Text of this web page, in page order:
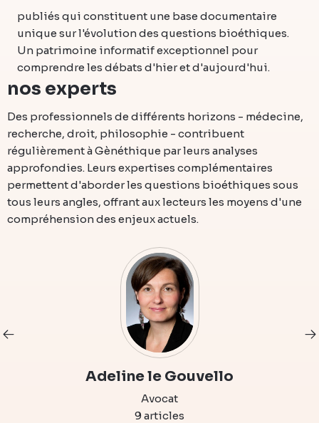
publiés qui constituent une base documentaire
unique sur l'évolution des questions bioéthiques.
Un patrimoine informatif exceptionnel pour
comprendre les débats d'hier et d'aujourd'hui.
nos experts
Des professionnels de différents horizons - médecine,
recherche, droit, philosophie - contribuent
régulièrement à Gènéthique par leurs analyses
approfondies. Leurs expertises complémentaires
permettent d'aborder les questions bioéthiques sous
tous leurs angles, offrant aux lecteurs les moyens d'une
compréhension des enjeux actuels.
Adeline le Gouvello
Avocat
9 articles